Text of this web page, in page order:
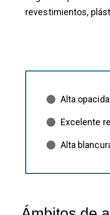
revestimientos,
Alta
Excelente
Alta